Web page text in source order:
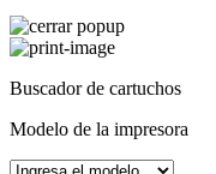
Buscador de cartuchos
Modelo de la impresora